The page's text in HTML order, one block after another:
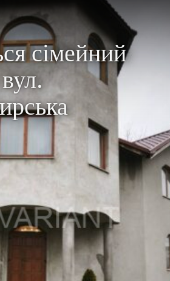
сімейний